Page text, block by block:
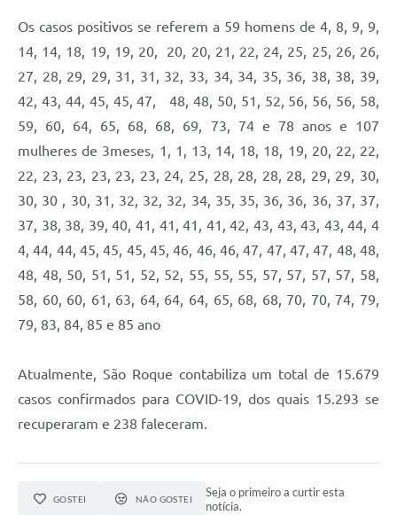
Bancos conveniados e serviços disponíveis
Bolsas de estudo da Escola Cooperativa
Defesa Civil
Departamento de Bem-Estar Social
Divisão de Rendas
Horários de Ônibus - Jundiá
Ouvidorias
Postos de Atendimento ao Trabalhador (PAT)
PPA - Plano Plurianual 2026 / 2029
Os casos positivos se referem a 59 homens de 4, 8, 9, 9,
14, 14, 18, 19, 19, 20, 20, 20, 21, 22, 24, 25, 25, 26, 26,
27, 28, 29, 29, 31, 31, 32, 33, 34, 34, 35, 36, 38, 38, 39,
42, 43, 44, 45, 45, 47, 48, 48, 50, 51, 52, 56, 56, 56, 58,
59, 60, 64, 65, 68, 68, 69, 73, 74 e 78 anos e 107
mulheres de 3meses, 1, 1, 13, 14, 18, 18, 19, 20, 22, 22,
22, 23, 23, 23, 23, 23, 24, 25, 28, 28, 28, 28, 29, 29, 30,
30, 30 , 30, 31, 32, 32, 32, 34, 35, 35, 36, 36, 36, 37, 37,
37, 38, 38, 39, 40, 41, 41, 41, 41, 42, 43, 43, 43, 43, 44, 4
4, 44, 44, 45, 45, 45, 45, 46, 46, 46, 47, 47, 47, 47, 48, 48,
48, 48, 50, 51, 51, 52, 52, 55, 55, 55, 57, 57, 57, 57, 58,
58, 60, 60, 61, 63, 64, 64, 64, 65, 68, 68, 70, 70, 74, 79,
79, 83, 84, 85 e 85 ano
Atualmente, São Roque contabiliza um total de 15.679
casos confirmados para COVID-19, dos quais 15.293 se
recuperaram e 238 faleceram.
GOSTEI NÃO GOSTEI
Seja o primeiro a curtir esta
notícia.